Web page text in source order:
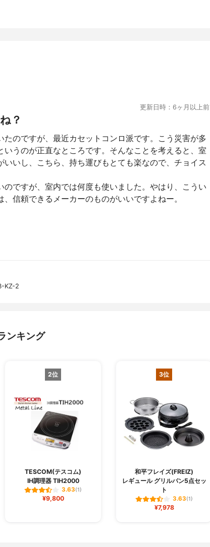
更新日時：6ヶ月以上前
？
たのですが、最近カセットコンロ派です。こう災害が多
いうのが正直なところです。そんなことを考えると、室
いいし、こちら、持ち運びもとても楽なので、チョイス
のですが、室内では何度も使いました。やはり、こうい
信頼できるメーカーのものがいいですよねー。
KZ-2
ンキング
2位
TESCOM(テスコム)
IH調理器 TIH2000
3.63(1)
¥9,800
3位
和平フレイズ(FREIZ)
レギュール グリルパン5点セッ
ト
3.63(1)
¥7,978